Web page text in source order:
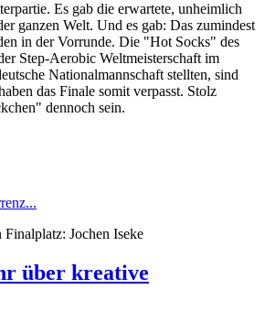
Es gab die erwartete, unheimlich
ganzen Welt. Und es gab: Das zumindest
in der Vorrunde. Die "Hot Socks" des
Step-Aerobic Weltmeisterschaft im
Nationalmannschaft stellten, sind
das Finale somit verpasst. Stolz
dennoch sein.
über kreative